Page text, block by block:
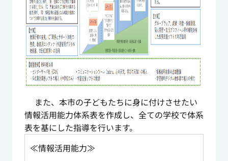
また、本市の子どもたちに身に付けさせたい
情報活用能力体系表を作成し、全ての学校で体系
表を基にした指導を行います。
≪情報活用能力≫